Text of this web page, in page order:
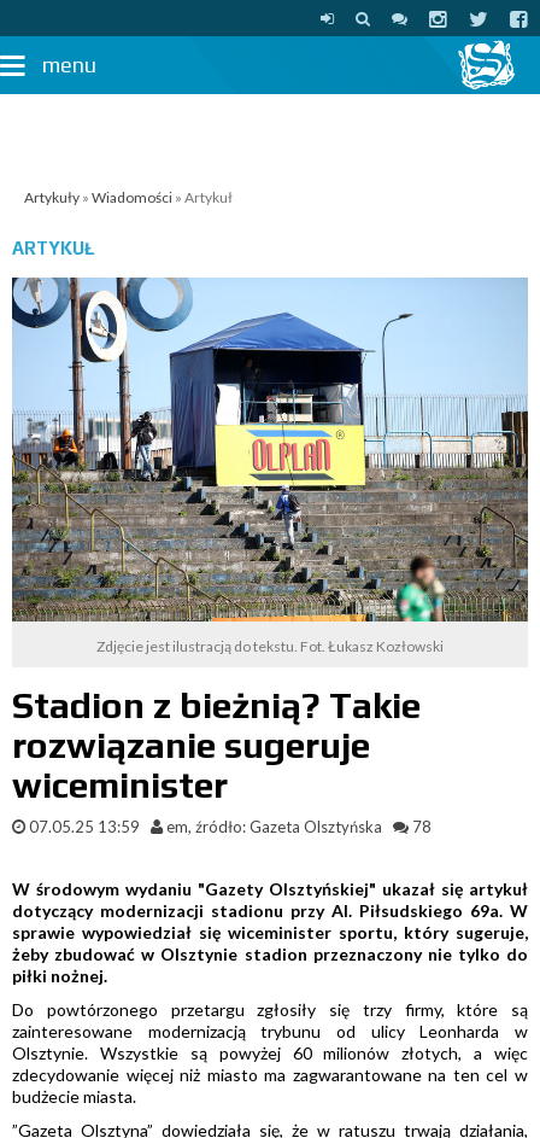
menu
Artykuły » Wiadomości » Artykuł
ARTYKUŁ
Zdjęcie jest ilustracją do tekstu. Fot. Łukasz Kozłowski
Stadion z bieżnią? Takie
rozwiązanie sugeruje
wiceminister
07.05.25 13:59 em, źródło: Gazeta Olsztyńska 78
W środowym wydaniu "Gazety Olsztyńskiej" ukazał się artykuł
dotyczący modernizacji stadionu przy Al. Piłsudskiego 69a. W
sprawie wypowiedział się wiceminister sportu, który sugeruje,
żeby zbudować w Olsztynie stadion przeznaczony nie tylko do
piłki nożnej.
Do powtórzonego przetargu zgłosiły się trzy firmy, które są
zainteresowane modernizacją trybunu od ulicy Leonharda w
Olsztynie. Wszystkie są powyżej 60 milionów złotych, a więc
zdecydowanie więcej niż miasto ma zagwarantowane na ten cel w
budżecie miasta.
”Gazeta Olsztyna” dowiedziała się, że w ratuszu trwają działania,